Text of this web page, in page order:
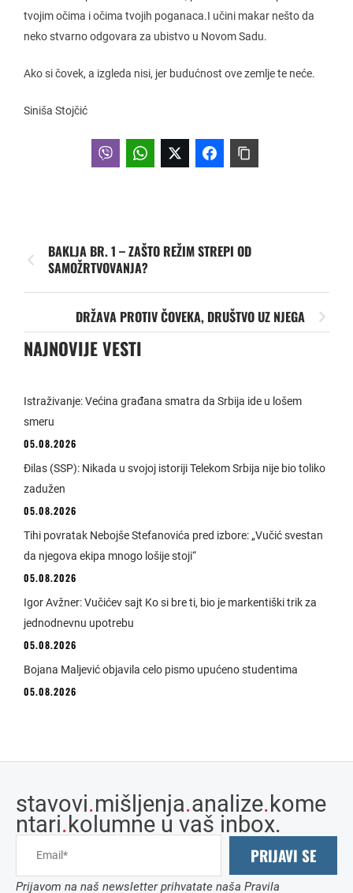
tvojim očima i očima tvojih poganaca.I učini makar nešto da
neko stvarno odgovara za ubistvo u Novom Sadu.
Ako si čovek, a izgleda nisi, jer budućnost ove zemlje te neće.
Siniša Stojčić
BAKLJA BR. 1 – ZAŠTO REŽIM STREPI OD
SAMOŽRTVOVANJA?
DRŽAVA PROTIV ČOVEKA, DRUŠTVO UZ NJEGA
NAJNOVIJE VESTI
Istraživanje: Većina građana smatra da Srbija ide u lošem
smeru
05.08.2026
Đilas (SSP): Nikada u svojoj istoriji Telekom Srbija nije bio toliko
zadužen
05.08.2026
Tihi povratak Nebojše Stefanovića pred izbore: „Vučić svestan
da njegova ekipa mnogo lošije stoji“
05.08.2026
Igor Avžner: Vučićev sajt Ko si bre ti, bio je markentiški trik za
jednodnevnu upotrebu
05.08.2026
Bojana Maljević objavila celo pismo upućeno studentima
05.08.2026
stavovi.mišljenja.analize.kome
ntari.kolumne u vaš inbox.
PRIJAVI SE
Prijavom na naš newsletter prihvatate naša Pravila